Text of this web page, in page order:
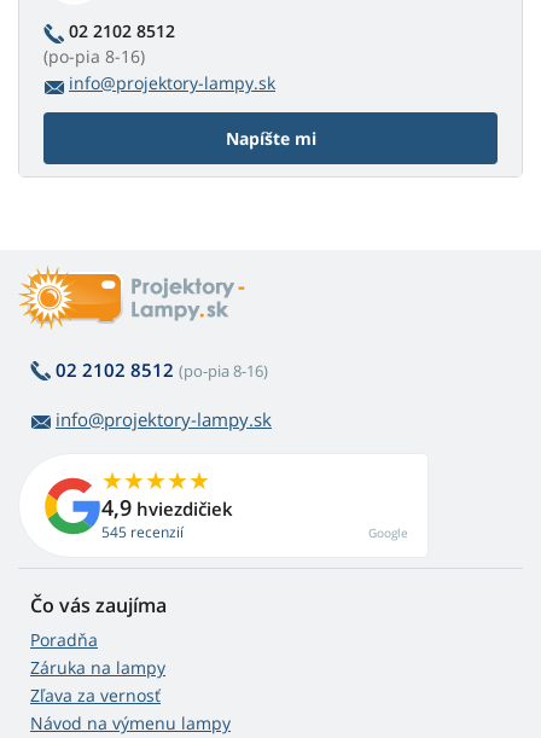
02 2102 8512
(po-pia 8-16)
info@projektory-lampy.sk
Napíšte mi
02 2102 8512 (po-pia 8-16)
info@projektory-lampy.sk
4,9 hviezdičiek
545 recenzií Google
Čo vás zaujíma
Poradňa
Záruka na lampy
Zľava za vernosť
Návod na výmenu lampy